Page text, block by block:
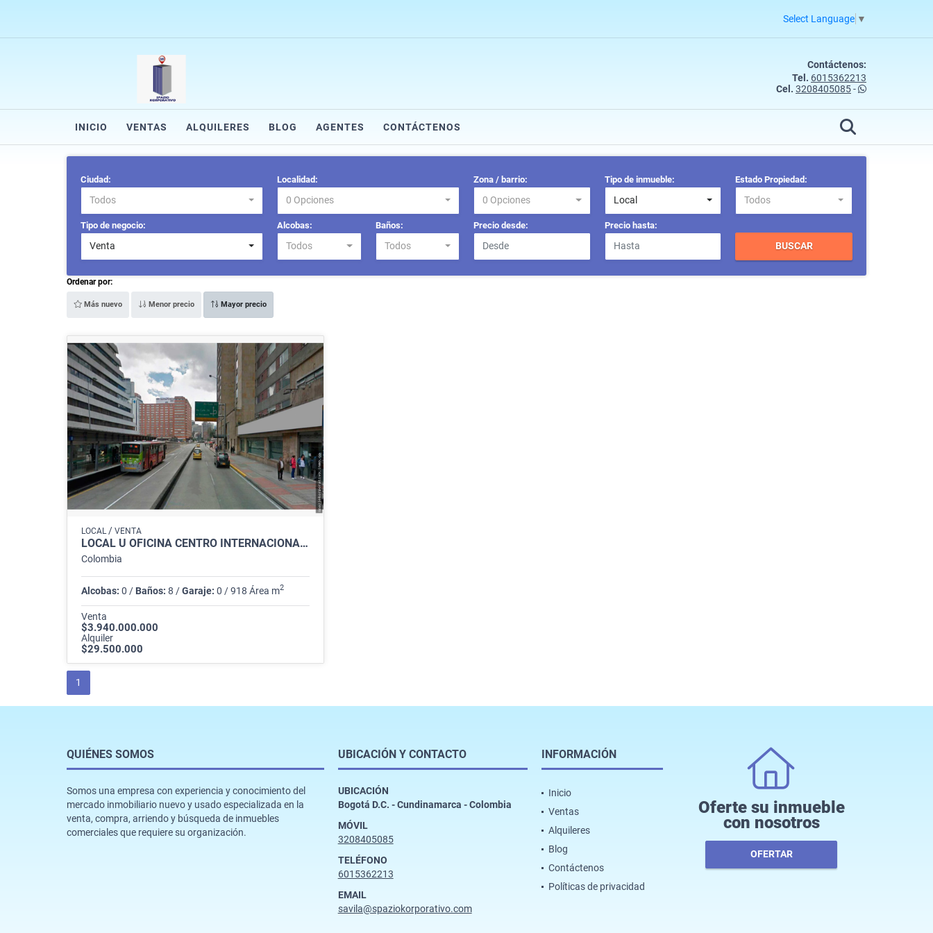
Select Language ▼
Contáctenos:
Tel. 6015362213
Cel. 3208405085-
INICIO VENTAS ALQUILERES BLOG AGENTES CONTÁCTENOS
Ciudad:
Todos
Localidad:
0 Opciones
Zona / barrio:
0 Opciones
Tipo de inmueble:
Local
Estado Propiedad:
Todos
Tipo de negocio:
Venta
Alcobas:
Todos
Baños:
Todos
Precio desde: Precio hasta:
BUSCAR
Ordenar por:
Más nuevo Menor precio Mayor precio
LOCAL / VENTA
LOCAL U OFICINA CENTRO INTERNACIONAL DE 918 M2
Colombia
Alcobas: 0 / Baños: 8 /Garaje: 0 / 918 Área m2
Venta
$3.940.000.000
Alquiler
$29.500.000
1
QUIÉNES SOMOS
Somos una empresa con experiencia y conocimiento del
mercado inmobiliario nuevo y usado especializada en la
venta, compra, arriendo y búsqueda de inmuebles
comerciales que requiere su organización.
UBICACIÓN Y CONTACTO
UBICACIÓN
Bogotá D.C. - Cundinamarca - Colombia
MÓVIL
3208405085
TELÉFONO
6015362213
EMAIL
savila@spaziokorporativo.com
INFORMACIÓN
Inicio
Ventas
Alquileres
Blog
Contáctenos
Políticas de privacidad
Oferte su inmueble
con nosotros
OFERTAR